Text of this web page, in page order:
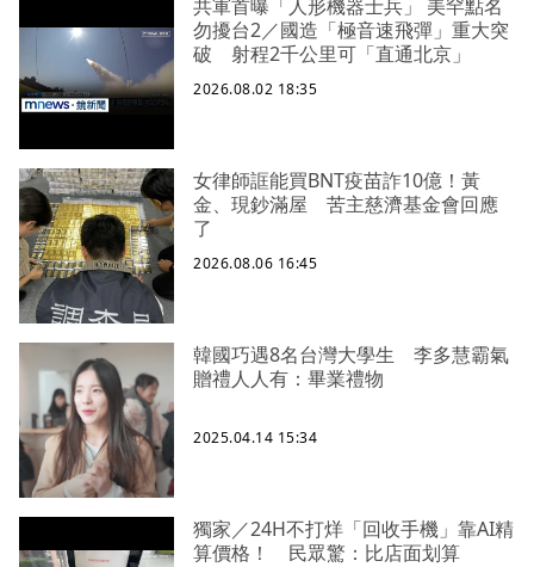
共軍首曝「人形機器士兵」 美罕點名
勿擾台2／國造「極音速飛彈」重大突
破 射程2千公里可「直通北京」
2026.08.02 18:35
女律師誆能買BNT疫苗詐10億！黃
金、現鈔滿屋 苦主慈濟基金會回應
了
2026.08.06 16:45
韓國巧遇8名台灣大學生 李多慧霸氣
贈禮人人有：畢業禮物
2025.04.14 15:34
獨家／24H不打烊「回收手機」靠AI精
算價格！ 民眾驚：比店面划算